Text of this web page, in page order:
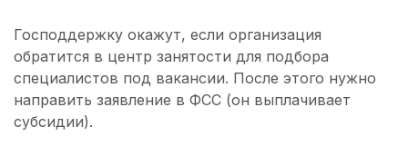
Господдержку окажут, если организация
обратится в центр занятости для подбора
специалистов под вакансии. После этого нужно
направить заявление в ФСС (он выплачивает
субсидии).